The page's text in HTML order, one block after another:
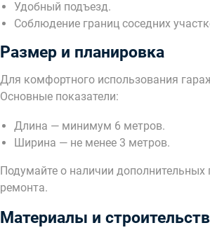
Удобный подъезд.
Соблюдение границ соседних
Размер и планировка
Для комфортного использования
Основные показатели:
Длина — минимум 6 метров.
Ширина — не менее 3 метров.
Подумайте о наличии
ремонта.
Материалы и